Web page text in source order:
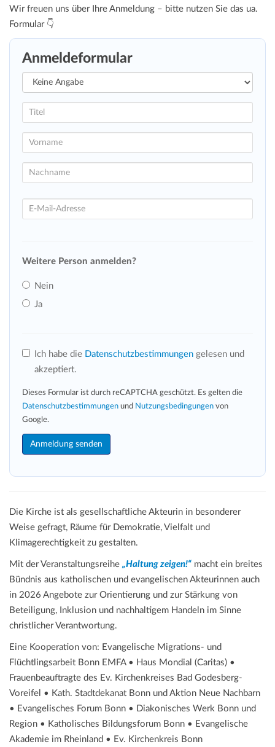
Wir freuen uns über Ihre Anmeldung – bitte nutzen Sie das ua.
Formular 👇
Anmeldeformular
Weitere Person anmelden?
Nein
Ja
Ich habe die Datenschutzbestimmungen gelesen und
akzeptiert.
Dieses Formular ist durch reCAPTCHA geschützt. Es gelten die
Datenschutzbestimmungen und Nutzungsbedingungen von
Google.
Die Kirche ist als gesellschaftliche Akteurin in besonderer
Weise gefragt, Räume für Demokratie, Vielfalt und
Klimagerechtigkeit zu gestalten.
Mit der Veranstaltungsreihe „Haltung zeigen!“ macht ein breites
Bündnis aus katholischen und evangelischen Akteurinnen auch
in 2026 Angebote zur Orientierung und zur Stärkung von
Beteiligung, Inklusion und nachhaltigem Handeln im Sinne
christlicher Verantwortung.
Eine Kooperation von: Evangelische Migrations- und
Flüchtlingsarbeit Bonn EMFA • Haus Mondial (Caritas) •
Frauenbeauftragte des Ev. Kirchenkreises Bad Godesberg-
Voreifel • Kath. Stadtdekanat Bonn und Aktion Neue Nachbarn
• Evangelisches Forum Bonn • Diakonisches Werk Bonn und
Region • Katholisches Bildungsforum Bonn • Evangelische
Akademie im Rheinland • Ev. Kirchenkreis Bonn